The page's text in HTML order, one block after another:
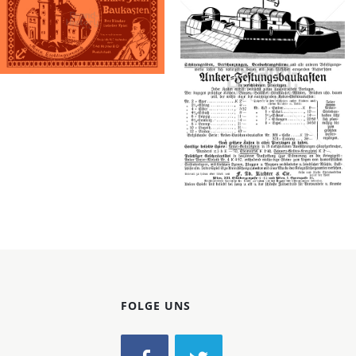
Konzerne
Epoche
Richter & Cie.,
Bild-ID: 42383
Richter & Cie.,
Rudolstadt
Richter & Cie.,
Rudolstadt
1916
Bild-ID: 67720
FOLGE UNS